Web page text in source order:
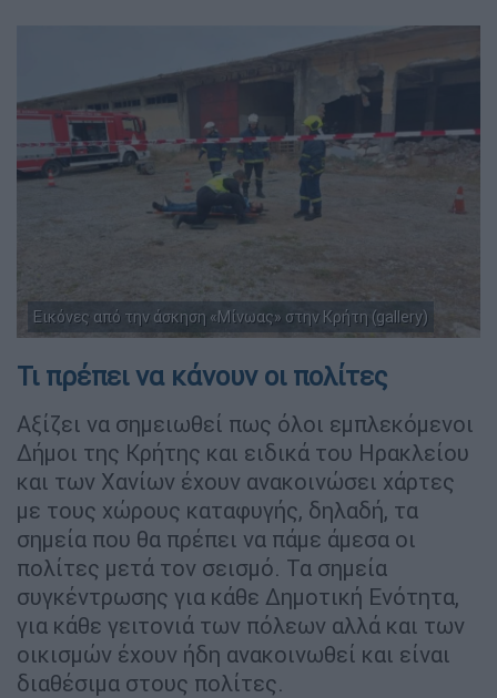
Εικόνες από την άσκηση «Μίνωας» στην Κρήτη (gallery)
Τι πρέπει να κάνουν οι πολίτες
Αξίζει να σημειωθεί πως όλοι εμπλεκόμενοι
Δήμοι της Κρήτης και ειδικά του Ηρακλείου
και των Χανίων έχουν ανακοινώσει χάρτες
με τους χώρους καταφυγής, δηλαδή, τα
σημεία που θα πρέπει να πάμε άμεσα οι
πολίτες μετά τον σεισμό. Τα σημεία
συγκέντρωσης για κάθε Δημοτική Ενότητα,
για κάθε γειτονιά των πόλεων αλλά και των
οικισμών έχουν ήδη ανακοινωθεί και είναι
διαθέσιμα στους πολίτες.